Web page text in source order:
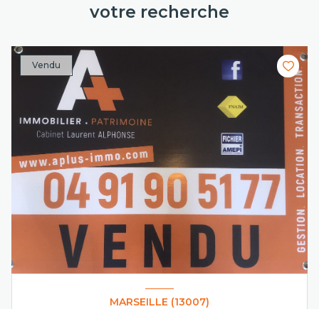
votre recherche
Vendu
MARSEILLE (13007)